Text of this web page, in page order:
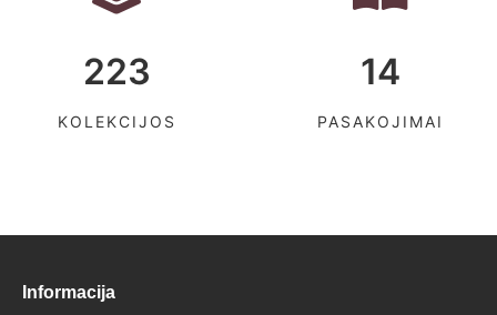
223
KOLEKCIJOS
14
PASAKOJIMAI
Informacija